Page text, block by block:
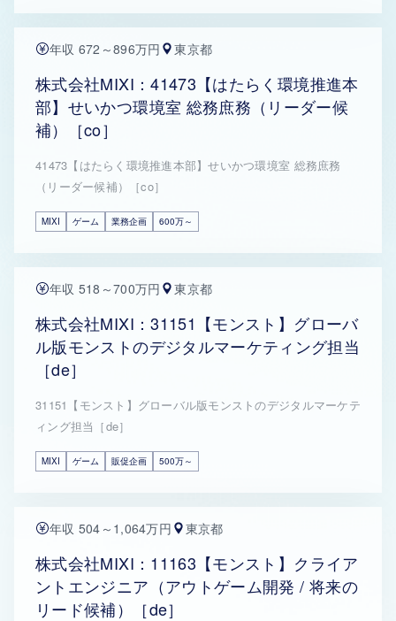
年収 672～896万円 東京都
株式会社MIXI：41473【はたらく環境推進本
部】せいかつ環境室 総務庶務（リーダー候
補）［co］
41473【はたらく環境推進本部】せいかつ環境室 総務庶務
（リーダー候補）［co］
MIXI ゲーム 業務企画 600万～
年収 518～700万円 東京都
株式会社MIXI：31151【モンスト】グローバ
ル版モンストのデジタルマーケティング担当
［de］
31151【モンスト】グローバル版モンストのデジタルマーケテ
ィング担当［de］
MIXI ゲーム 販促企画 500万～
年収 504～1,064万円 東京都
株式会社MIXI：11163【モンスト】クライア
ントエンジニア（アウトゲーム開発 / 将来の
リード候補）［de］